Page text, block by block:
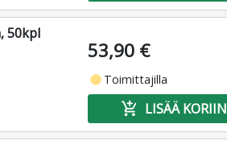
50kpl
53,90 €
fiber_manual_record Toimittajilla
add_shopping_cart LISÄÄ KORIIN